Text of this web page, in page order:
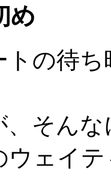
め
トの待
、そん
ウェイ